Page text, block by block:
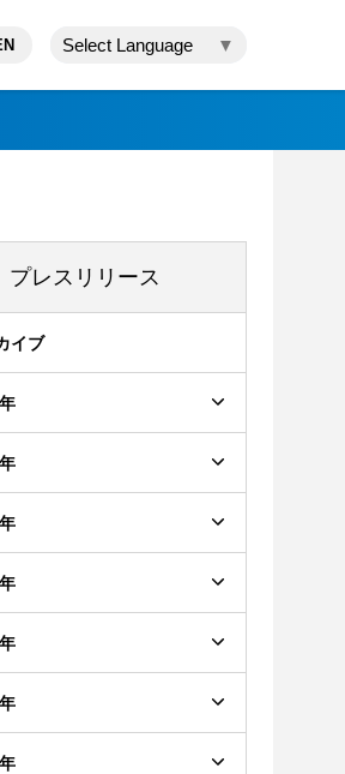
Select Language ▼
プレスリリース
イブ